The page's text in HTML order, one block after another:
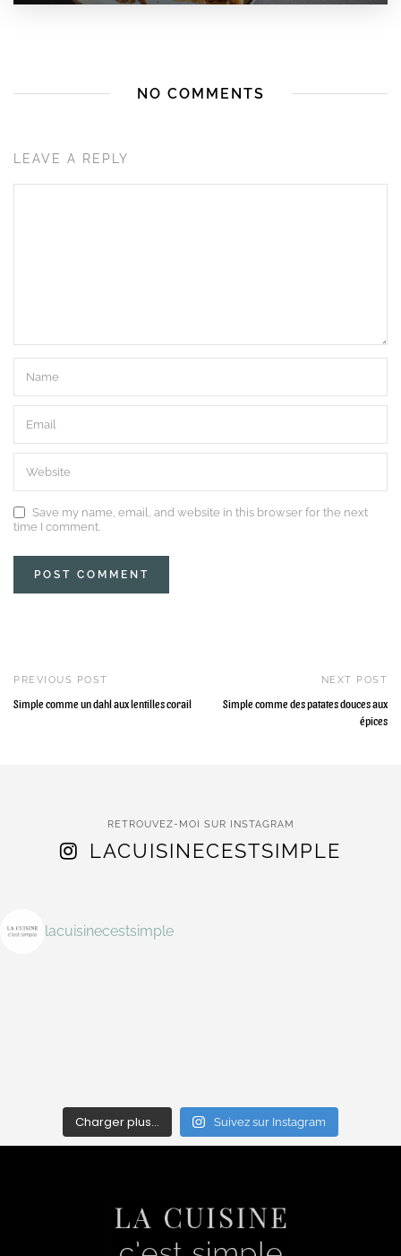
NO COMMENTS
LEAVE A REPLY
Save my name, email, and website in this browser for the next
time I comment.
PREVIOUS POST
Simple comme un dahl aux lentilles corail
NEXT POST
Simple comme des patates douces aux
épices
RETROUVEZ-MOI SUR INSTAGRAM
LACUISINECESTSIMPLE
lacuisinecestsimple
Charger plus… Suivez sur Instagram